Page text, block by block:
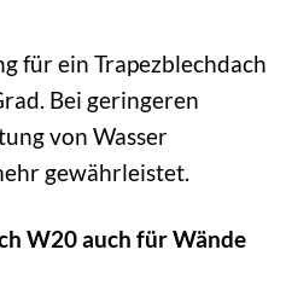
für ein Trapezblechdach
Bei geringeren
von Wasser
gewährleistet.
W20 auch für Wände